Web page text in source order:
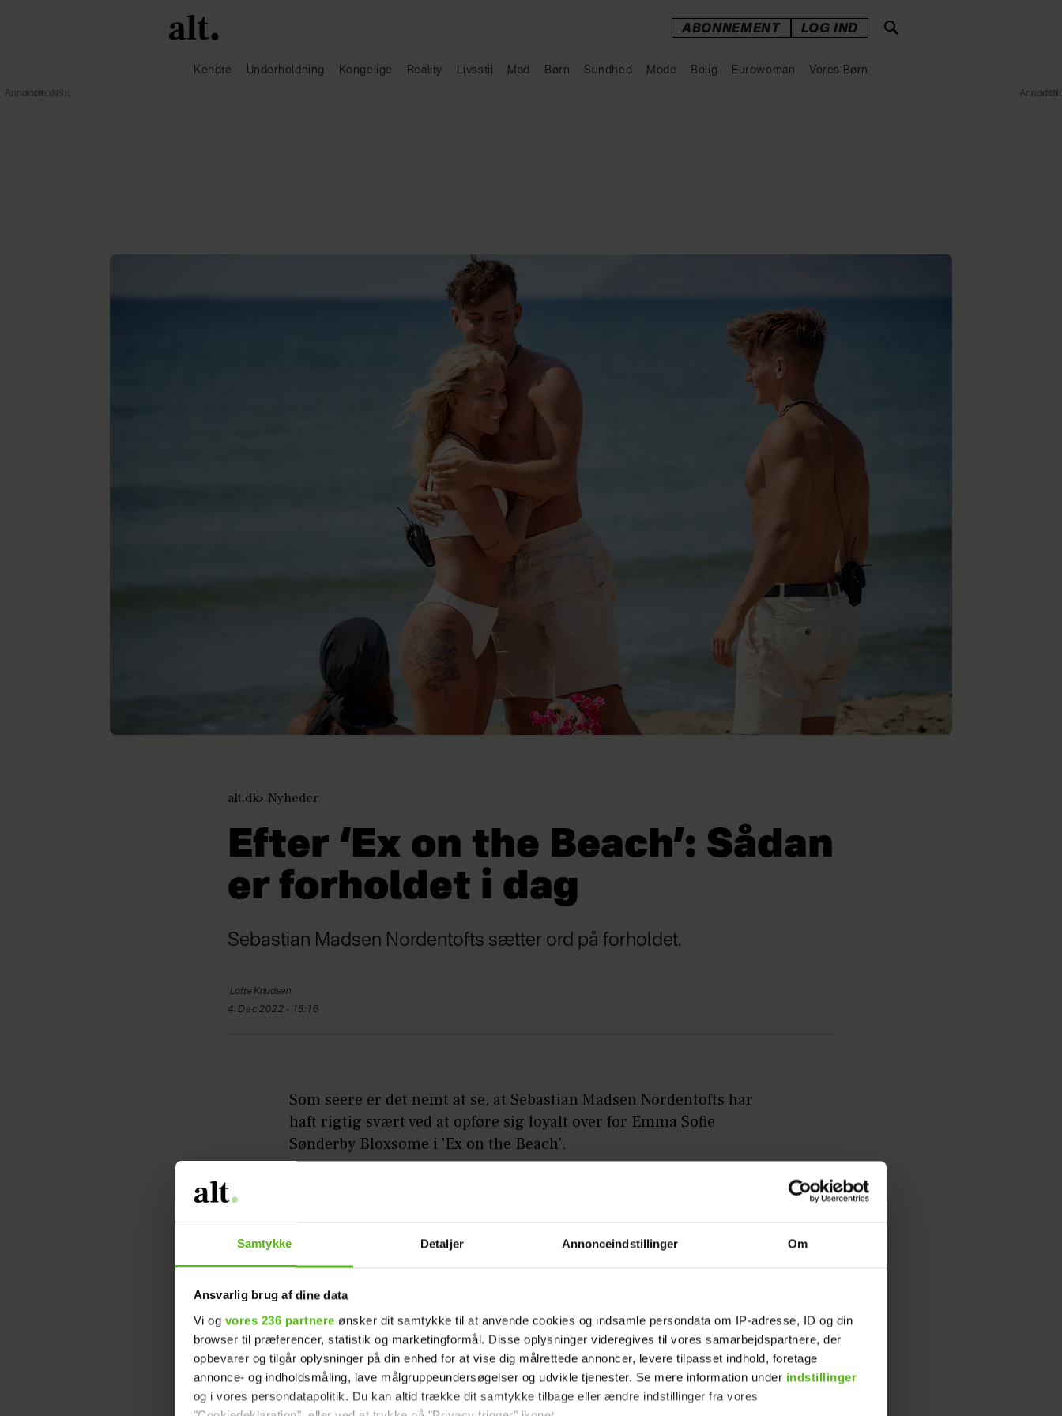
Samtykke Detaljer Annonceindstillinger Om
Ansvarlig brug af dine data
Vi og vores 236 partnere ønsker dit samtykke til at anvende cookies og indsamle persondata om IP-adresse, ID og din
browser til præferencer, statistik og marketingformål. Disse oplysninger videregives til vores samarbejdspartnere, der
opbevarer og tilgår oplysninger på din enhed for at vise dig målrettede annoncer, levere tilpasset indhold, foretage
annonce- og indholdsmåling, lave målgruppeundersøgelser og udvikle tjenester. Se mere information under indstillinger
og i vores persondatapolitik. Du kan altid trække dit samtykke tilbage eller ændre indstillinger fra vores
ABONNEMENT LOG IND
Kendte Underholdning Kongelige Reality Livsstil Mad Børn Sundhed Mode Bolig Eurowoman Vores Børn
alt.dk Nyheder
Efter ‘Ex on the Beach’: Sådan
er forholdet i dag
Sebastian Madsen Nordentofts sætter ord på forholdet.
Lotte Knudsen
4. Dec 2022 - 15:16
Som seere er det nemt at se, at Sebastian Madsen Nordentofts har
haft rigtig svært ved at opføre sig loyalt over for Emma Sofie
Sønderby Bloxsome i 'Ex on the Beach'.
Episoden får Emma til at bryde sammen, og Sebastian må krybe til
korset og fortælle Emma, at han ikke kun kan holde sig til hende.
Læs også: Hugo Helmigs hårde år: Kæmpede med selvværdet
Annonce Annonce